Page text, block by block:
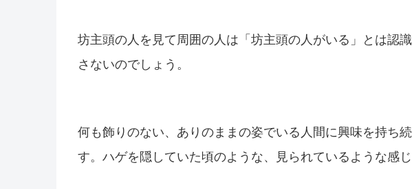
坊主頭の人を見て周囲の人は「坊主頭の人がいる」とは認
さないのでしょう。
何も飾りのない、ありのままの姿でいる人間に興味を持ち
す。ハゲを隠していた頃のような、見られているような感じ